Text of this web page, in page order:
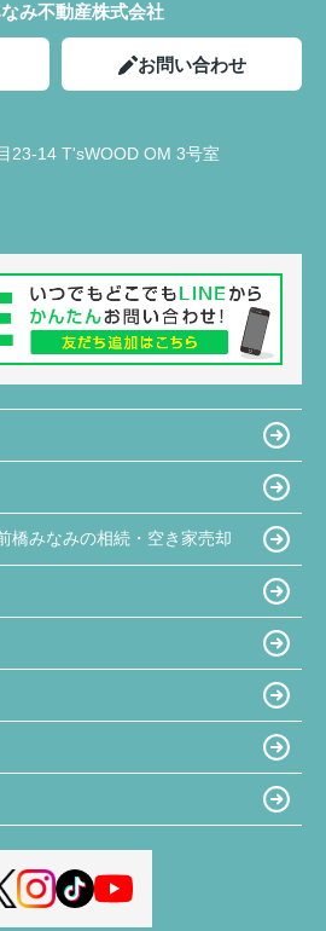
み不動産株式会社
お問い合わせ
23‐14 T'sWOOD OM 3号室
橋みなみの相続・空き家売却